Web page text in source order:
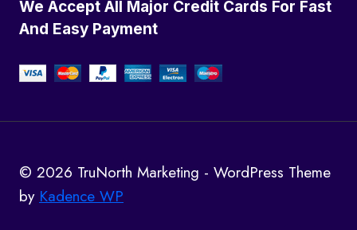
We Accept All Major Credit Cards For Fast
And Easy Payment
© 2026 TruNorth Marketing - WordPress Theme
by Kadence WP